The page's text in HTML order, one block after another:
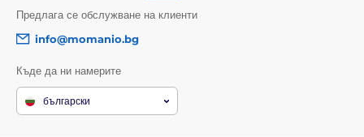
Предлага се обслужване на клиенти
info@momanio.bg
Къде да ни намерите
български